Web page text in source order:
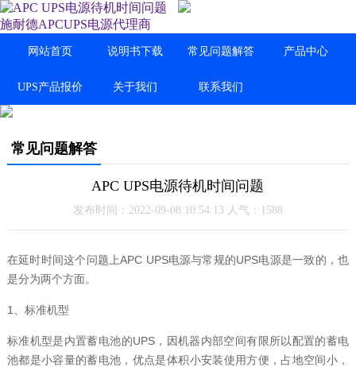
网站首页 说明书下载 常见问题解答 产品中心
UPS产品报价 关于我们 联系我们
常见问题解答
APC UPS电源待机时间问题
发布时间：2022-09-08 10:54:13 人气：1588
在延时时间这个问题上APC UPS电源与常规的UPS电源是一致的，也
是分为两个方面。
1、标准机型
标准机型是内置蓄电池的UPS，因机器内部空间有限所以配置的蓄电
池都是小容量的蓄电池，优点是体积小安装使用方便，占地空间小，